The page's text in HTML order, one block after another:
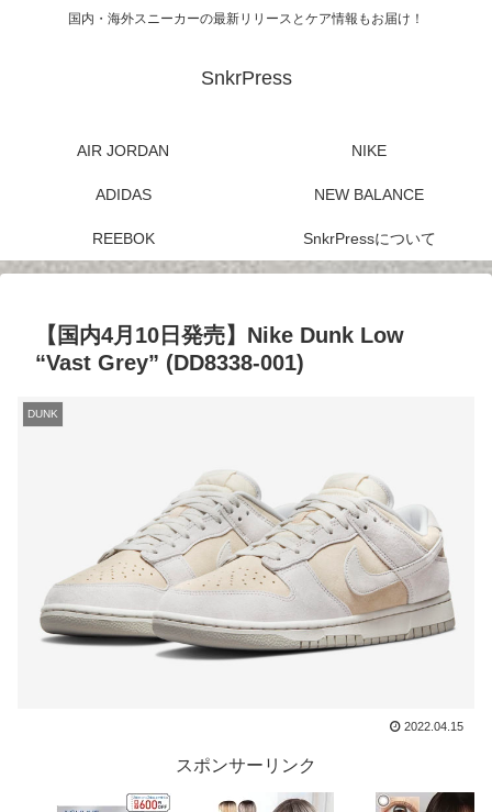
国内・海外スニーカーの最新リリースとケア情報もお届け！
SnkrPress
AIR JORDAN NIKE
ADIDAS NEW BALANCE
REEBOK SnkrPressについて
【国内4月10日発売】Nike Dunk Low
“Vast Grey” (DD8338-001)
DUNK
2022.04.15
スポンサーリンク